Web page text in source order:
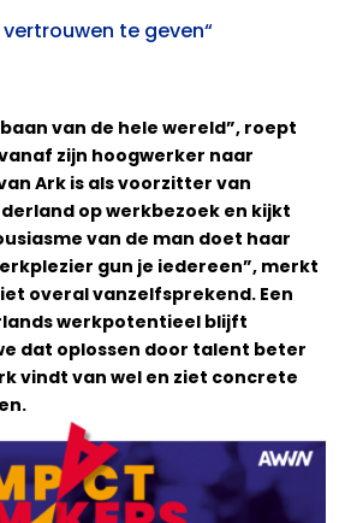
te geven“
van de hele wereld”, roept
zijn hoogwerker naar
Ark is als voorzitter van
op werkbezoek en kijkt
van de man doet haar
gun je iedereen”, merkt
overal vanzelfsprekend. Een
werkpotentieel blijft
dat oplossen door talent beter
vindt van wel en ziet concrete